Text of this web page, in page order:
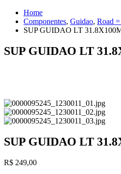
Home
Componentes, Guidao, Road =
SUP GUIDAO LT
SUP GUIDAO LT
SUP GUIDAO LT
R$ 249,00